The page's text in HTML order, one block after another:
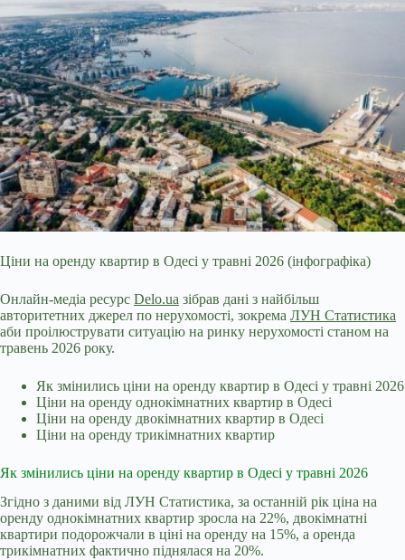
Ціни на оренду квартир в Одесі у травні 2026 (інфографіка)
Онлайн-медіа ресурс Delo.ua зібрав дані з найбільш
авторитетних джерел по нерухомості, зокрема ЛУН Статистика
аби проілюструвати ситуацію на ринку нерухомості станом на
травень 2026 року.
Як змінились ціни на оренду квартир в Одесі у травні 2026
Ціни на оренду однокімнатних квартир в Одесі
Ціни на оренду двокімнатних квартир в Одесі
Ціни на оренду трикімнатних квартир
Як змінились ціни на оренду квартир в Одесі у травні 2026
Згідно з даними від ЛУН Статистика, за останній рік ціна на
оренду однокімнатних квартир зросла на 22%, двокімнатні
квартири подорожчали в ціні на оренду на 15%, а оренда
трикімнатних фактично піднялася на 20%.